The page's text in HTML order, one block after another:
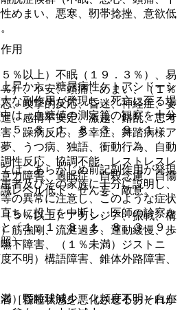
めまい、悪寒、靭帯捻挫、意欲低
昇から、糖尿病性ケトアシドーシ
な副作用が発現し、死亡に至る場
は、血糖値の測定等の観察を十分
５、８．１、８．３、９．１．
は、あらかじめ前記副作用が発現
者及びその家族に十分に説明し、
の異常に注意し、このような症状
ちに投与を中断し、医師の診察を
〔１．１、８．１、８．３、９．
〕。
［昏睡状態を悪化させるおそれが
用
％以上）不眠（１９．３％）、易
）、不安、頭痛、めまい、（１％
、攻撃的反応、昏迷、神経症、妄
、感情不安定、激越、錯乱、思考
、躁病反応、多幸症、舞踏病様ア
、うつ病、独語、衝動行為、自動
性反応、協調不能、レストレスレ
力障害、過眠症、自殺念慮、自傷
レベル低下、せん妄、敵意。
５％以上）アカシジア、振戦、構
筋強剛、流涎過多、運動緩慢、歩
下障害、（１％未満）ジストニ
不明）構語障害、錐体外路障害、
）顆粒球減少、（頻度不明）白血